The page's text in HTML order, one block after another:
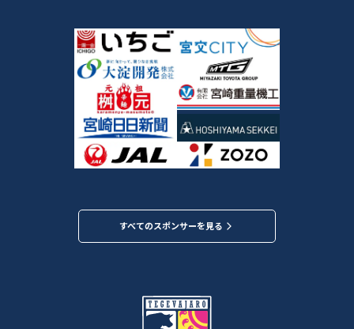
すべてのスポンサーを見る